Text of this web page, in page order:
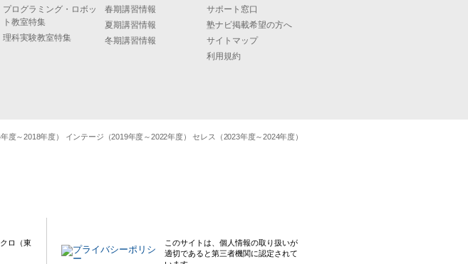
プログラミング・ロボッ
ト教室特集
理科実験教室特集
春期講習情報
夏期講習情報
冬期講習情報
サポート窓口
塾ナビ掲載希望の方へ
サイトマップ
利用規約
～2018年度） インテージ（2019年度～2022年度） セレス（2023年度～2024年度）
ロ（東
このサイトは、個人情報の取り扱いが
適切であると第三者機関に認定されて